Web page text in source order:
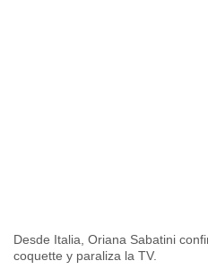
Desde Italia, Oriana Sabatini
coquette y paraliza la TV.